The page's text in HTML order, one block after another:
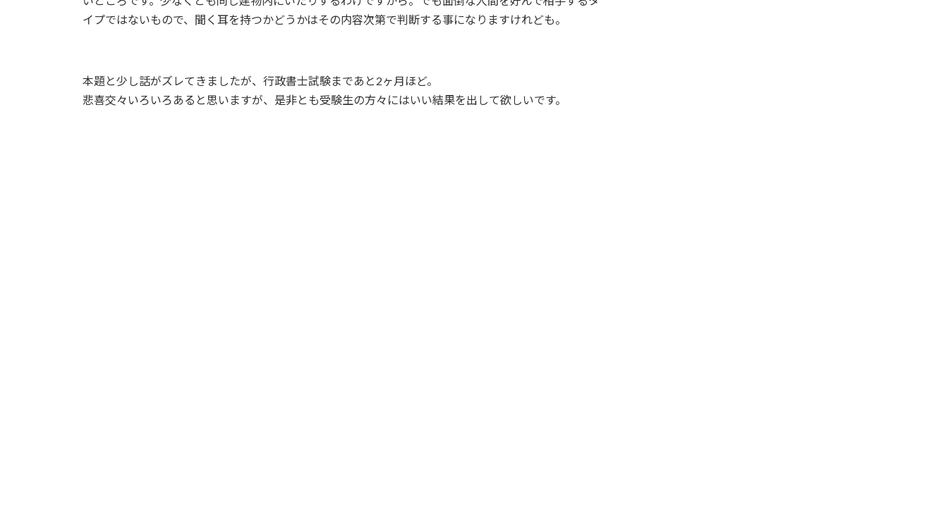
イプではないもので、聞く耳を持つかどうかはその内容次第で判断する事になりますけれども。
本題と少し話がズレてきましたが、行政書士試験まであと2ヶ月ほど。
悲喜交々いろいろあると思いますが、是非とも受験生の方々にはいい結果を出して欲しいです。